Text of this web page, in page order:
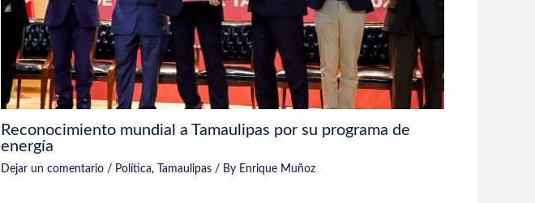
Reconocimiento mundial a Tamaulipas por su programa de
energía
Dejar un comentario / Política, Tamaulipas/ By Enrique Muñoz